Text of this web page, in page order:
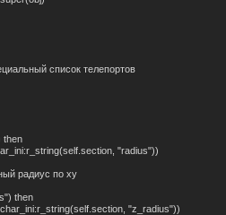
список телепортов
then
"radius"))
радиус по xy
then
"z_radius"))